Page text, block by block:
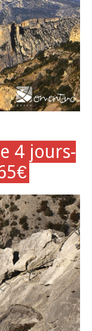
4 jours-